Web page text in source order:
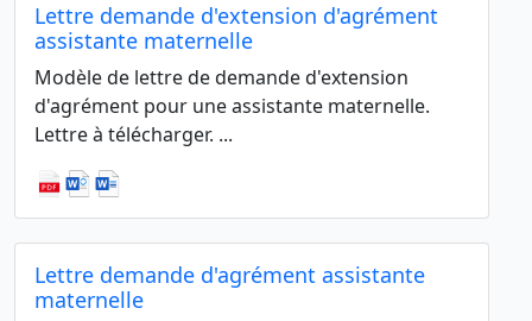
Lettre demande d'extension d'agrément
assistante maternelle
Modèle de lettre de demande d'extension
d'agrément pour une assistante maternelle.
Lettre à télécharger. ...
Lettre demande d'agrément assistante
maternelle